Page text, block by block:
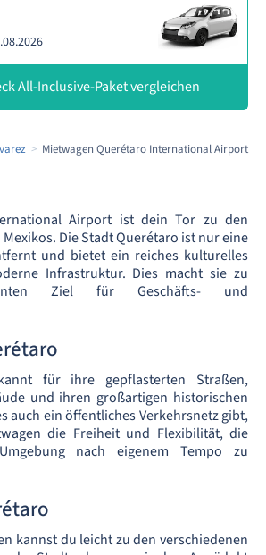
All-Inclusive-Paket vergleichen
Mietwagen Querétaro International Airport
Airport ist dein Tor zu den
Die Stadt Querétaro ist nur eine
und bietet ein reiches kulturelles
Infrastruktur. Dies macht sie zu
Ziel für Geschäfts- und
für ihre gepflasterten Straßen,
und ihren großartigen historischen
auch ein öffentliches Verkehrsnetz gibt,
die Freiheit und Flexibilität, die
nach eigenem Tempo zu
kannst du leicht zu den verschiedenen